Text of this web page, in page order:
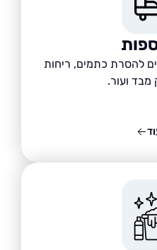
כתמים, ריחות